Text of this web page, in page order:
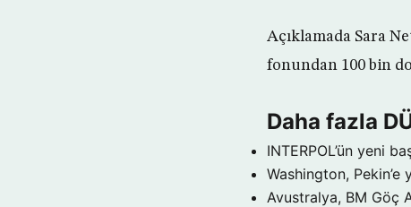
Açıklamada Sara
fonundan 100 bin
Daha fazla
INTERPOL’ün yeni
Washington, Pekin’e
Avustralya, BM Göç